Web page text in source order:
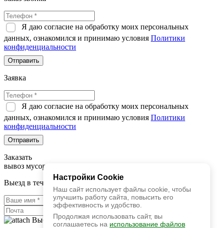
Я даю согласие на обработку моих персональных
данных, ознакомился и принимаю условия Политики
конфиденциальности
Отправить
Заявка
Я даю согласие на обработку моих персональных
данных, ознакомился и принимаю условия Политики
конфиденциальности
Отправить
Заказать
вывоз мусора
Выезд в течение 2х часов
Выбрать фаил
Настройки Cookie
Наш сайт использует файлы cookie, чтобы
улучшить работу сайта, повысить его
эффективность и удобство.
Продолжая использовать сайт, вы
соглашаетесь на использование файлов